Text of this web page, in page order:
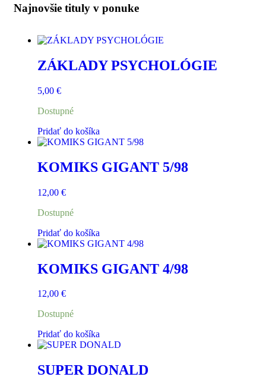
Najnovšie tituly v ponuke
ZÁKLADY PSYCHOLÓGIE
5,00 €
Dostupné
Pridať do košíka
KOMIKS GIGANT 5/98
12,00 €
Dostupné
Pridať do košíka
KOMIKS GIGANT 4/98
12,00 €
Dostupné
Pridať do košíka
SUPER DONALD